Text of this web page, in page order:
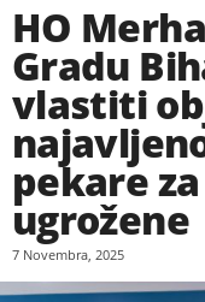
HO
Gradu
vlastiti
pekare
ugrožene
7 Novembra, 2025